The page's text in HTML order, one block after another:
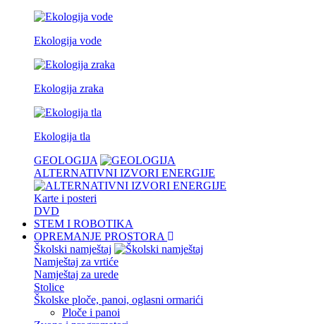
Ekologija vode
Ekologija zraka
Ekologija tla
GEOLOGIJA
ALTERNATIVNI IZVORI ENERGIJE
Karte i posteri
DVD
STEM I ROBOTIKA
OPREMANJE PROSTORA
Školski namještaj
Namještaj za vrtiće
Namještaj za urede
Stolice
Školske ploče, panoi, oglasni ormarići
Ploče i panoi